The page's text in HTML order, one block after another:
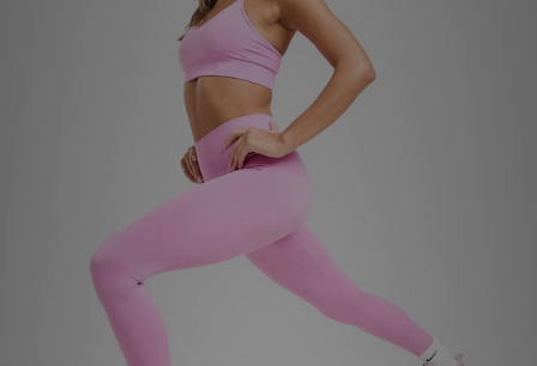
Lade Die APP
Geschenkkarte